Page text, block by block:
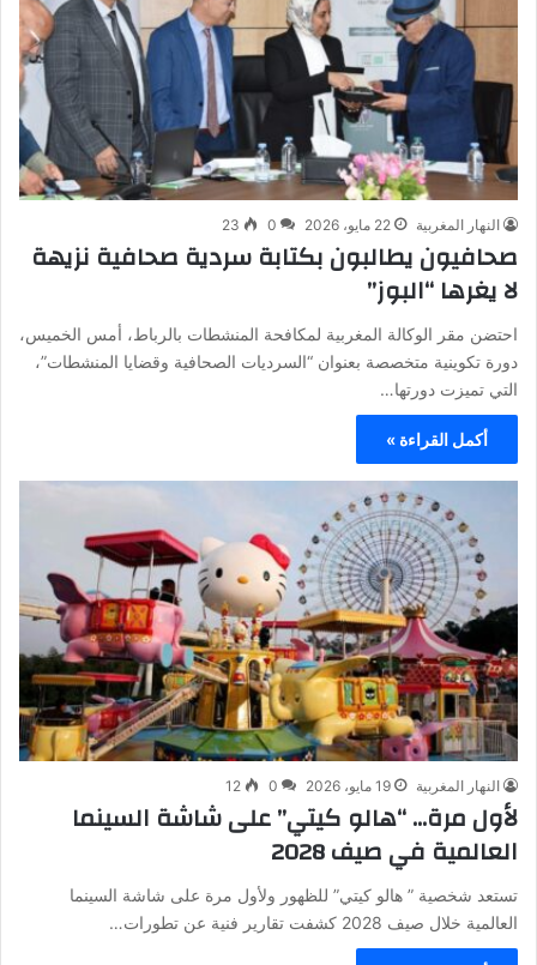
النهار المغربية 22 مايو، 2026 0
23
صحافيون يطالبون بكتابة سردية صحافية نزيهة
لا يغرها “البوز”
احتضن مقر الوكالة المغربية لمكافحة المنشطات بالرباط، أمس الخميس،
دورة تكوينية متخصصة بعنوان “السرديات الصحافية وقضايا المنشطات”،
التي تميزت دورتها…
أكمل القراءة »
النهار المغربية 19 مايو، 2026 0
12
لأول مرة… “هالو كيتي” على شاشة السينما
العالمية في صيف 2028
تستعد شخصية ” هالو كيتي” للظهور ولأول مرة على شاشة السينما
العالمية خلال صيف 2028 كشفت تقارير فنية عن تطورات…